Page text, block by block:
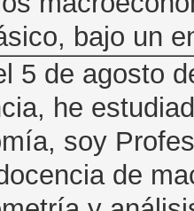
bajo un
5 de agosto
he
soy
de